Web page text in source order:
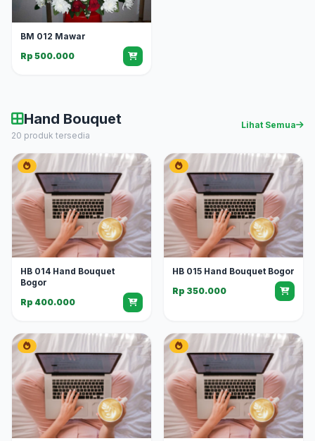
BM 012 Mawar
Rp 500.000
Hand Bouquet
20 produk tersedia
Lihat Semua
HB 014 Hand Bouquet
Bogor
Rp 400.000
HB 015 Hand Bouquet Bogor
Rp 350.000